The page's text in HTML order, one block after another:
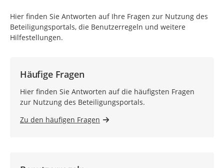
Hier finden Sie Antworten auf Ihre Fragen zur Nutzung des
Beteiligungsportals, die Benutzerregeln und weitere
Hilfestellungen.
Häufige Fragen
Hier finden Sie Antworten auf die häufigsten Fragen
zur Nutzung des Beteiligungsportals.
Zu den häufigen Fragen